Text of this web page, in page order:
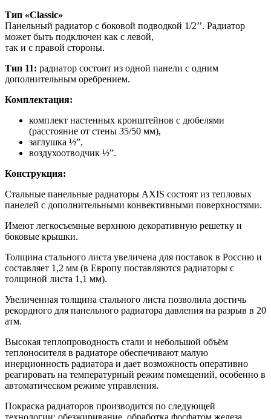
Тип «Classic»
Панельный радиатор с боковой подводкой 1/2’’. Радиатор
может быть подключен как с левой,
так и с правой стороны.
Тип 11: радиатор состоит из одной панели с одним
дополнительным оребрением.
Комплектация:
комплект настенных кронштейнов с дюбелями
(расстояние от стены 35/50 мм),
заглушка ½”,
воздухоотводчик ½”.
Конструкция:
Стальные панельные радиаторы AXIS состоят из тепловых
панелей с дополнительными конвективными поверхностями.
Имеют легкосъемные верхнюю декоративную решетку и
боковые крышки.
Толщина стального листа увеличена для поставок в Россию и
составляет 1,2 мм (в Европу поставляются радиаторы с
толщиной листа 1,1 мм).
Увеличенная толщина стального листа позволила достичь
рекордного для панельного радиатора давления на разрыв в 20
атм.
Высокая теплопроводность стали и небольшой объём
теплоносителя в радиаторе обеспечивают малую
инерционность радиатора и дает возможность оперативно
реагировать на температурный режим помещений, особенно в
автоматическом режиме управления.
Покраска радиаторов производится по следующей
технологии: обезжиривание, обработка фосфатом железа,